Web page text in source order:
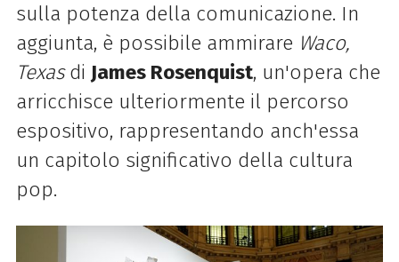
sulla potenza della comunicazione. In
aggiunta, è possibile ammirare Waco,
Texasdi James Rosenquist, un'opera che
arricchisce ulteriormente il percorso
espositivo, rappresentando anch'essa
un capitolo significativo della cultura
pop.